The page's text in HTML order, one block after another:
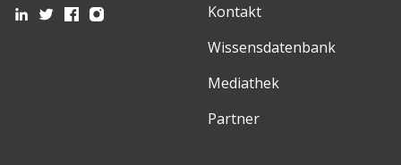
Kontakt
Wissensdatenbank
Mediathek
Partner